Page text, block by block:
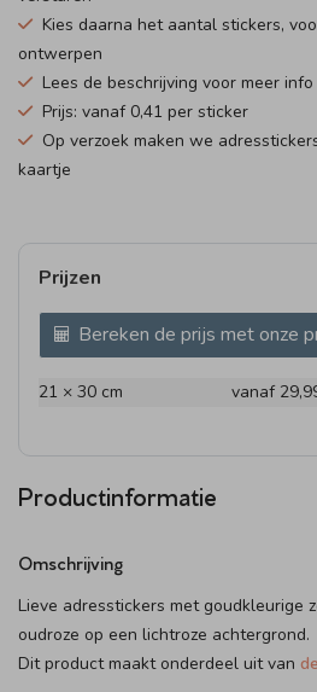
Kies daarna het aantal stickers,
ontwerpen
Lees de beschrijving voor meer info
Prijs: vanaf 0,41 per sticker
Op verzoek maken we
kaartje
Prijzen
Bereken de prijs met onze
21 × 30 cm vanaf
Productinformatie
Omschrijving
Lieve adresstickers met goudkleurige
oudroze op een lichtroze achtergrond.
Dit product maakt onderdeel uit van